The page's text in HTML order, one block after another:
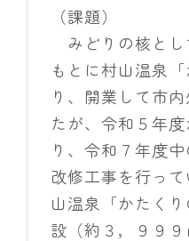
（課題）
みどりの核とし
もとに村山温泉
り、開業して市
たが、令和５年
り、令和７年度
改修工事を行っ
山温泉「かたく
設（約３，９９